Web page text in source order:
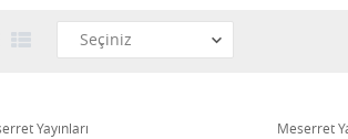
Yayınları Meserret